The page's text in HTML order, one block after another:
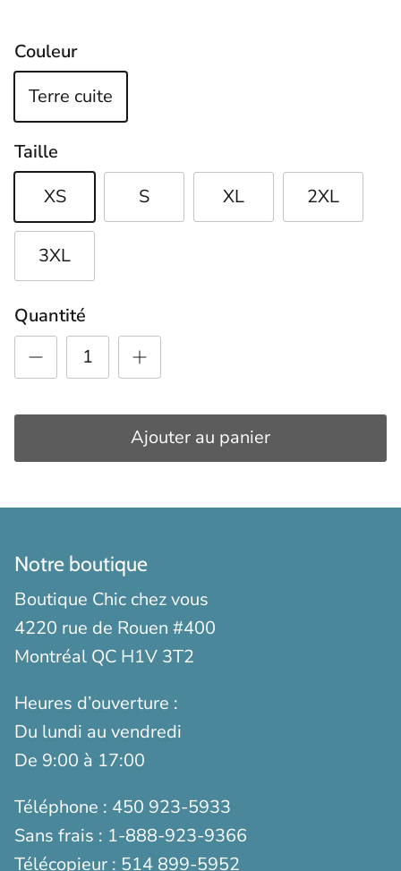
Couleur
Terre cuite
Taille
XS
S XL 2XL
3XL
Quantité
Ajouter au panier
Notre boutique
Boutique Chic chez vous
4220 rue de Rouen #400
Montréal QC H1V 3T2
Heures d’ouverture :
Du lundi au vendredi
De 9:00 à 17:00
Téléphone : 450 923-5933
Sans frais : 1-888-923-9366
Télécopieur : 514 899-5952